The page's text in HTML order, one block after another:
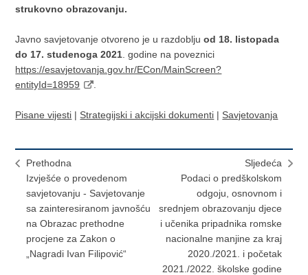
strukovno obrazovanju.
Javno savjetovanje otvoreno je u razdobljuod 18. listopada
do 17. studenoga 2021 . godine na poveznici
https://esavjetovanja.gov.hr/ECon/MainScreen?
entityId=18959
Pisane vijesti | Strategijski i akcijski dokumenti | Savjetovanja
Prethodna
Izvješće o provedenom
savjetovanju - Savjetovanje
sa zainteresiranom javnošću
na Obrazac prethodne
procjene za Zakon o
„Nagradi Ivan Filipović“
Sljedeća
Podaci o predškolskom
odgoju, osnovnom i
srednjem obrazovanju djece
i učenika pripadnika romske
nacionalne manjine za kraj
2020./2021. i početak
2021./2022. školske godine